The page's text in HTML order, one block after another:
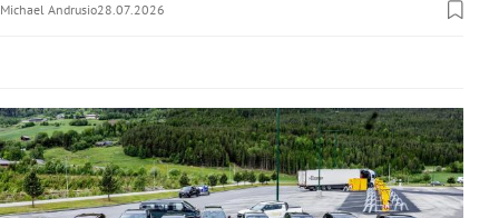
Untermenü
Untermenü
Untermenü
Michael Andrusio28.07.2026